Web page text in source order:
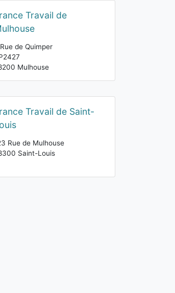
Travail de
de Quimper
Mulhouse
Travail de Saint-
Rue de Mulhouse
Saint-Louis